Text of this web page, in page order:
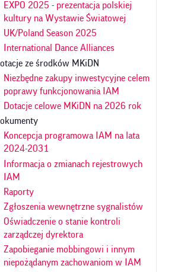
EXPO 2025 - prezentacja polskiej
kultury na Wystawie Światowej
UK/Poland Season 2025
International Dance Alliances
ze środków MKiDN
Niezbędne zakupy inwestycyjne celem
poprawy funkcjonowania IAM
Dotacje celowe MKiDN na 2026 rok
Koncepcja programowa IAM na lata
2024-2031
Informacja o zmianach rejestrowych
IAM
Raporty
Zgłoszenia wewnętrzne sygnalistów
Oświadczenie o stanie kontroli
zarządczej dyrektora
Zapobieganie mobbingowi i innym
niepożądanym zachowaniom w IAM